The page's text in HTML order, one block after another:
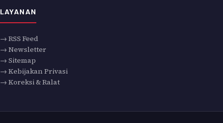
LAYANAN
→ RSS Feed
→ Newsletter
→ Sitemap
→ Kebijakan Privasi
→ Koreksi & Ralat